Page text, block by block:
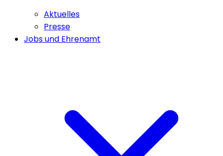
Aktuelles
Presse
Jobs und Ehrenamt